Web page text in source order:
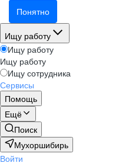
Понятно
Ищу работу
Ищу работу
Ищу работу
Ищу сотрудника
Сервисы
Помощь
Ещё
Поиск
Мухоршибирь
Войти